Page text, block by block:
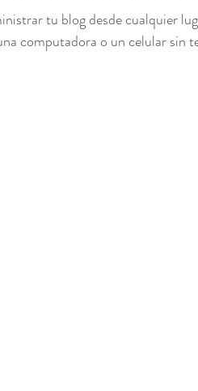
tu blog desde cualquier
computadora o un celular sin